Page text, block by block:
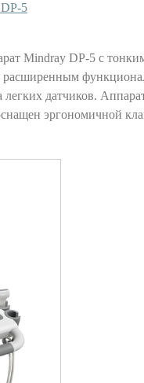
5
Mindray DP-5 с
датчиков.
эргономичной